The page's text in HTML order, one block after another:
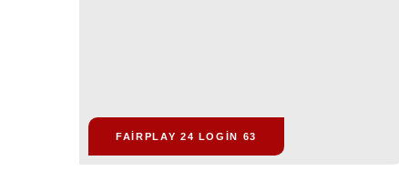
FAIRPLAY 24 LOGIN 63